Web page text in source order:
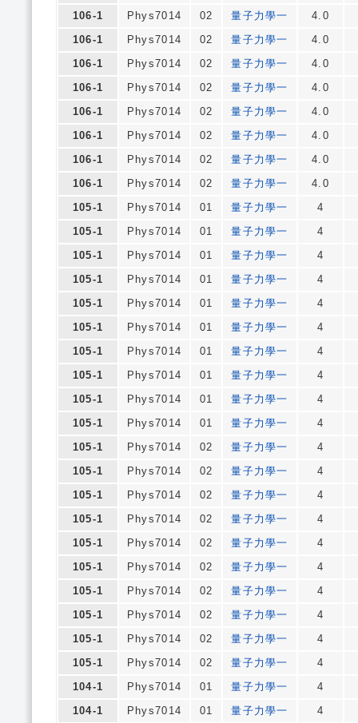
106-1 Phys7014 02 量子力學一
4.0
106-1
Phys7014 02 量子力學一
4.0
106-1
Phys7014 02 量子力學一
4.0
106-1
Phys7014 02 量子力學一
4.0
106-1
Phys7014 02 量子力學一
4.0
106-1
Phys7014 02 量子力學一
4.0
106-1
Phys7014 02 量子力學一
4.0
106-1
Phys7014 02 量子力學一
4.0
105-1
Phys7014 01 量子力學一
4
105-1
Phys7014 01 量子力學一
4
105-1
Phys7014 01 量子力學一
4
105-1
Phys7014 01 量子力學一
4
105-1
Phys7014 01 量子力學一
4
105-1
Phys7014 01 量子力學一
4
105-1
Phys7014 01 量子力學一
4
105-1
Phys7014 01 量子力學一
4
105-1
Phys7014 01 量子力學一
4
105-1
Phys7014 01 量子力學一
4
105-1
Phys7014 02 量子力學一
4
105-1
Phys7014 02 量子力學一
4
105-1
Phys7014 02 量子力學一
4
105-1
Phys7014 02 量子力學一
4
105-1
Phys7014 02 量子力學一
4
105-1
Phys7014 02 量子力學一
4
105-1
Phys7014 02 量子力學一
4
105-1
Phys7014 02 量子力學一
4
105-1
Phys7014 02 量子力學一
4
105-1
Phys7014 02 量子力學一
4
104-1
Phys7014 01 量子力學一
4
104-1
Phys7014 01 量子力學一
4